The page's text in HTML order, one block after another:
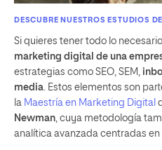
DESCUBRE NUESTROS ESTUDIOS
Si quieres tener todo lo
marketing digital de una
estrategias como SEO, SEM,
media . Estos elementos son
la Maestría en Marketing Digital
Newman , cuya metodología
analítica avanzada centradas en